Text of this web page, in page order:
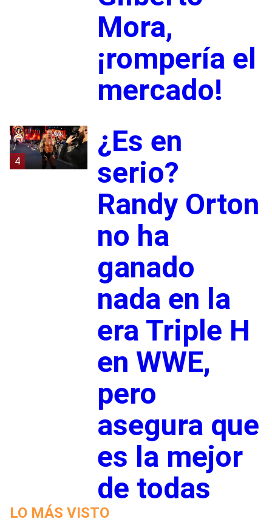
Mora,
¡rompería el
mercado!
4
¿Es en
serio?
Randy Orton
no ha
ganado
nada en la
era Triple H
en WWE,
pero
asegura que
es la mejor
de todas
LO MÁS VISTO